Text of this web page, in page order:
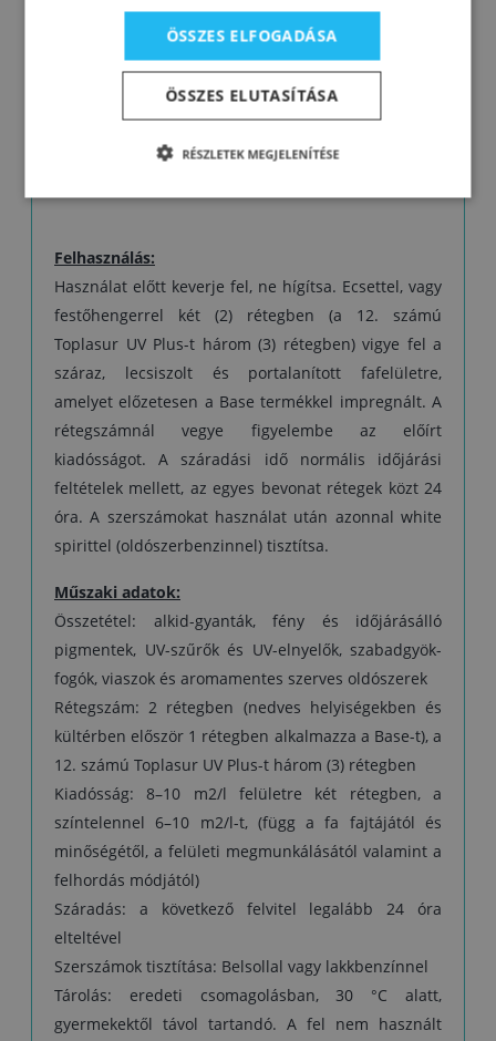
sötét színű lazúrokra, vagy a sötétebb
színárnyalatú fafajtákra, mivel a különleges UV-
Felhasználás:
Használat előtt keverje fel, ne hígítsa. Ecsettel, vagy
festőhengerrel két (2) rétegben (a 12. számú
Toplasur UV Plus-t három (3) rétegben) vigye fel a
száraz, lecsiszolt és portalanított fafelületre,
amelyet előzetesen a Base termékkel impregnált. A
rétegszámnál vegye figyelembe az előírt
kiadósságot. A száradási idő normális időjárási
feltételek mellett, az egyes bevonat rétegek közt 24
óra. A szerszámokat használat után azonnal white
spirittel (oldószerbenzinnel) tisztítsa.
Műszaki adatok:
Összetétel: alkid-gyanták, fény és időjárásálló
pigmentek, UV-szűrők és UV-elnyelők, szabadgyök-
fogók, viaszok és aromamentes szerves oldószerek
Rétegszám: 2 rétegben (nedves helyiségekben és
kültérben először 1 rétegben alkalmazza a Base-t), a
12. számú Toplasur UV Plus-t három (3) rétegben
Kiadósság: 8–10 m2/l felületre két rétegben, a
színtelennel 6–10 m2/l-t, (függ a fa fajtájától és
minőségétől, a felületi megmunkálásától valamint a
felhordás módjától)
Száradás: a következő felvitel legalább 24 óra
elteltével
Szerszámok tisztítása: Belsollal vagy lakkbenzínnel
Tárolás: eredeti csomagolásban, 30 °C alatt,
gyermekektől távol tartandó. A fel nem használt
ÖSSZES ELFOGADÁSA
ÖSSZES ELUTASÍTÁSA
RÉSZLETEK MEGJELENÍTÉSE